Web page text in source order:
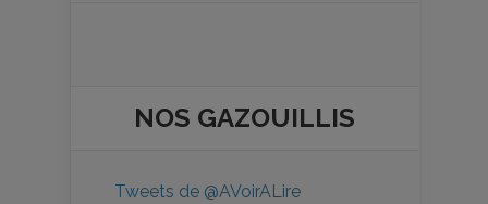
NOS GAZOUILLIS
Tweets de @AVoirALire